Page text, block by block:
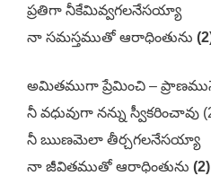
ప్రతిగా నీకేమివ్వగలనేసయ్యా
నా సమస్తముతో ఆరాధింతును
అమితముగా ప్రేమించి –
నీ వధువుగా నన్ను స్వీకరించావు
నీ ఋణమెలా తీర్చగలనేసయ్యా
నా జీవితముతో ఆరాధింతును